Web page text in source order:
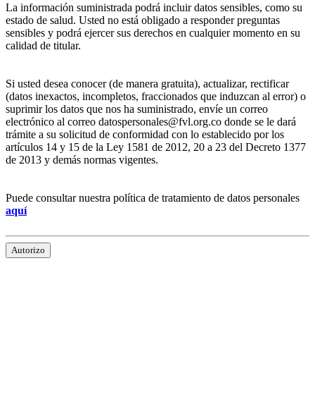
La información suministrada podrá incluir datos sensibles, como su
estado de salud. Usted no está obligado a responder preguntas
sensibles y podrá ejercer sus derechos en cualquier momento en su
calidad de titular.
Si usted desea conocer (de manera gratuita), actualizar, rectificar
(datos inexactos, incompletos, fraccionados que induzcan al error) o
suprimir los datos que nos ha suministrado, envíe un correo
electrónico al correo datospersonales@fvl.org.co donde se le dará
trámite a su solicitud de conformidad con lo establecido por los
artículos 14 y 15 de la Ley 1581 de 2012, 20 a 23 del Decreto 1377
de 2013 y demás normas vigentes.
Puede consultar nuestra política de tratamiento de datos personales
aquí
Autorizo